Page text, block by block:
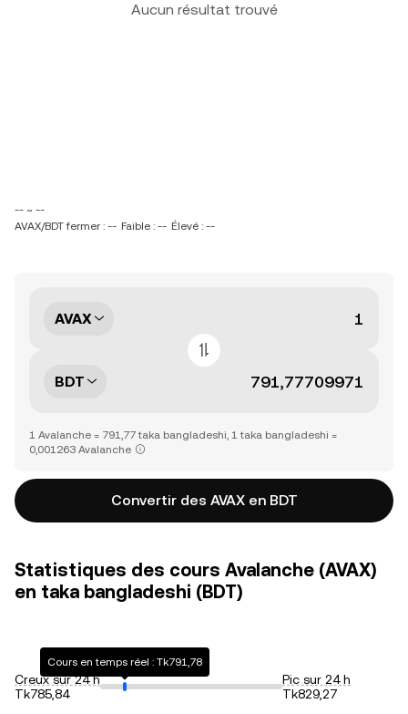
Aucun résultat trouvé
-- ~ --
AVAX/BDT fermer : -- Faible : -- Élevé : --
AVAX
BDT
1 Avalanche = 791,77 taka bangladeshi, 1 taka bangladeshi =
0,001263 Avalanche
Convertir des AVAX en BDT
Statistiques des cours Avalanche (AVAX)
en taka bangladeshi (BDT)
Creux sur 24 h
Tk785,84
Cours en temps réel : Tk791,78
Pic sur 24 h
Tk829,27